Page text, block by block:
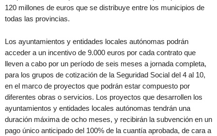
120 millones de euros que se distribuye entre los municipios de
todas las provincias.
Los ayuntamientos y entidades locales autónomas podrán
acceder a un incentivo de 9.000 euros por cada contrato que
lleven a cabo por un período de seis meses a jornada completa,
para los grupos de cotización de la Seguridad Social del 4 al 10,
en el marco de proyectos que podrán estar compuesto por
diferentes obras o servicios. Los proyectos que desarrollen los
ayuntamientos y entidades locales autónomas tendrán una
duración máxima de ocho meses, y recibirán la subvención en un
pago único anticipado del 100% de la cuantía aprobada, de cara a